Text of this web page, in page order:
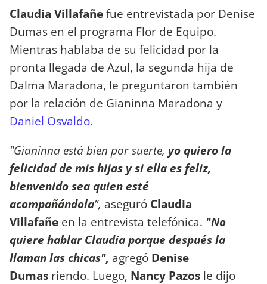
Claudia Villafañefue entrevistada por Denise
Dumas en el programa Flor de Equipo.
Mientras hablaba de su felicidad por la
pronta llegada de Azul, la segunda hija de
Dalma Maradona, le preguntaron también
por la relación de Gianinna Maradona y
Daniel Osvaldo.
"Gianinna está bien por suerte, yo quiero la
felicidad de mis hijas y si ella es feliz,
bienvenido sea quien esté
acompañándola”, aseguró Claudia
Villafañe en la entrevista telefónica. "No
quiere hablar Claudia porque después la
llaman las chicas", agregó Denise
Dumas riendo. Luego, Nancy Pazos le dijo